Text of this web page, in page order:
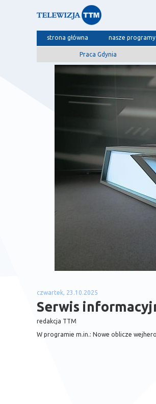
strona główna nasze programy
Praca Gdynia
czwartek, 23.10.2025
Serwis
redakcja TTM
W programie m.in.: Nowe oblicze